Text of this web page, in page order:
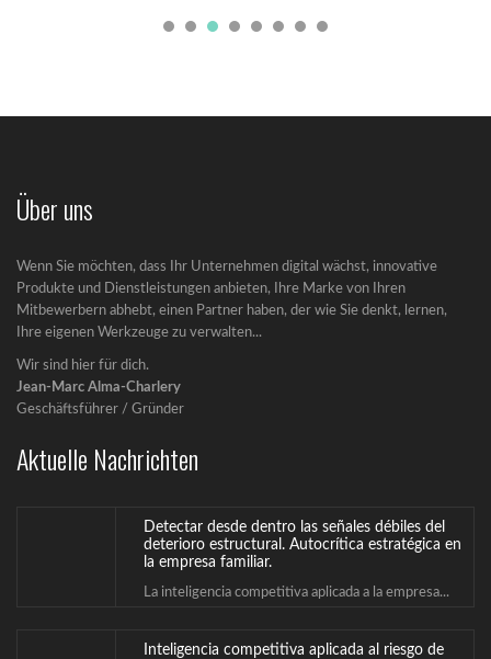
Über uns
Wenn Sie möchten, dass Ihr Unternehmen digital wächst, innovative
Produkte und Dienstleistungen anbieten, Ihre Marke von Ihren
Mitbewerbern abhebt, einen Partner haben, der wie Sie denkt, lernen,
Ihre eigenen Werkzeuge zu verwalten...
Wir sind hier für dich.
Jean-Marc Alma-Charlery
Geschäftsführer / Gründer
Aktuelle Nachrichten
Detectar desde dentro las señales débiles del
deterioro estructural. Autocrítica estratégica en
la empresa familiar.
La inteligencia competitiva aplicada a la empresa...
Inteligencia competitiva aplicada al riesgo de